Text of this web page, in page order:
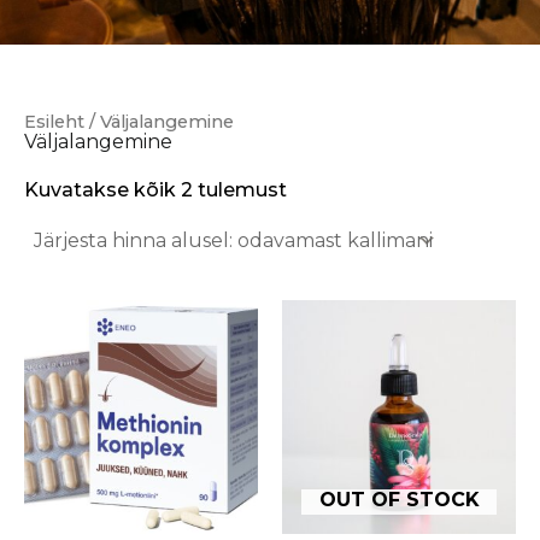
Esileht / Väljalangemine
Väljalangemine
Kuvatakse kõik 2 tulemust
OUT OF STOCK